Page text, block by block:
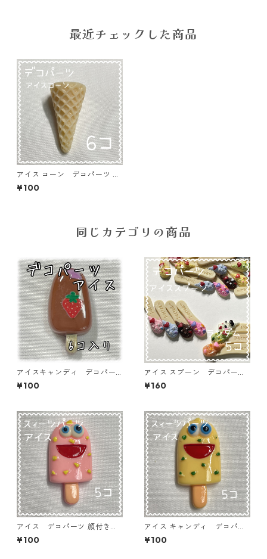
最近チェックした商品
アイス コーン デコパーツ ホ
ワイト 6個入り 貼り付けパ
ーツ【DP-IC-014cw】
¥100
同じカテゴリの商品
アイスキャンディ デコパー
ツ イチゴ×ブラウン 6個入
り 貼り付けパーツ【DP-IC-
¥100
アイス スプーン デコパー
ツ ランダムミックス 5個入
り 貼り付けパーツ【DP-IC-S
¥160
アイス デコパーツ 顔付きピ
ンク 5個入り 貼り付けパー
ツ【DP-IC-013ｐ】
¥100
アイス キャンディ デコパー
ツ 顔付きイエロー 5個入り
貼り付けパーツ【DP-IC-012
¥100